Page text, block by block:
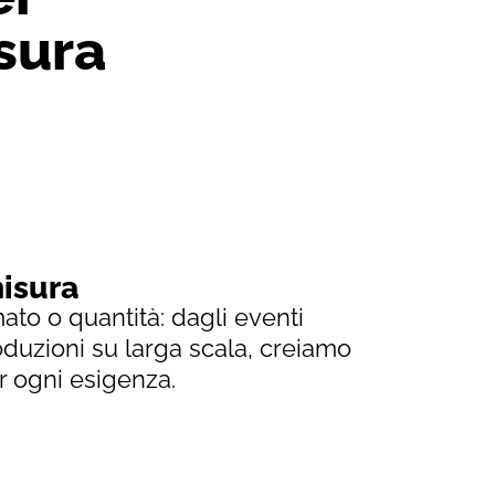
o quantità: dagli eventi
su larga scala, creiamo
ogni esigenza.